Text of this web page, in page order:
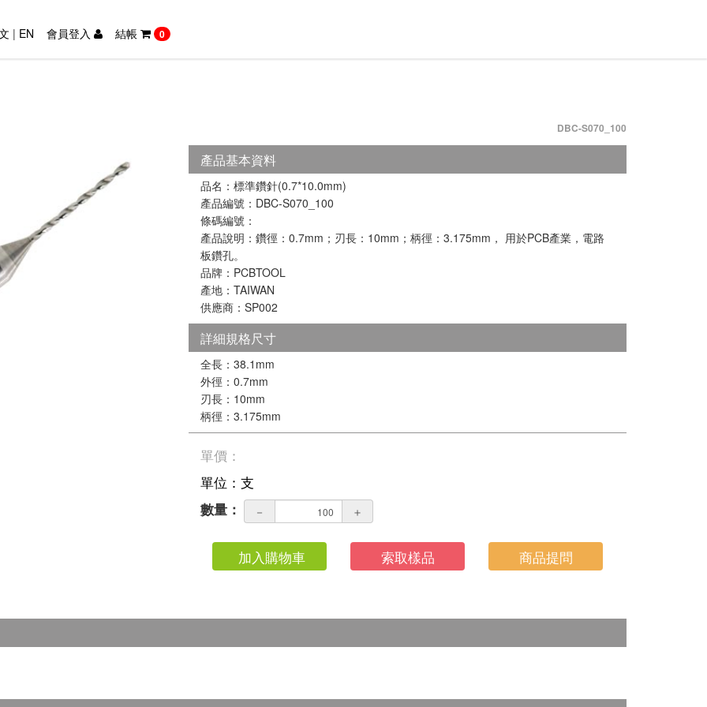
| EN 會員登入 結帳 0
DBC-S070_100
產品基本資料
品名：標準鑽針(0.7*10.0mm)
產品編號：DBC-S070_100
條碼編號：
產品說明：鑽徑：0.7mm；刃長：10mm；柄徑：3.175mm， 用於PCB產業，電路
板鑽孔。
品牌：PCBTOOL
產地：TAIWAN
供應商：SP002
詳細規格尺寸
全長：38.1mm
外徑：0.7mm
刃長：10mm
柄徑：3.175mm
單價：
單位：支
數量： － ＋
加入購物車 索取樣品 商品提問